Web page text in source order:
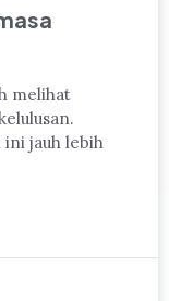
melihat
jauh lebih